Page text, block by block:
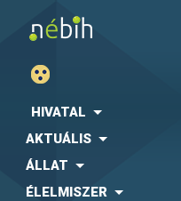
HIVATAL
AKTUÁLIS
ÁLLAT
ÉLELMISZER